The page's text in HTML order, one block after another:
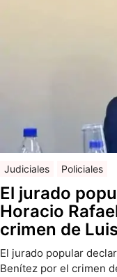
Judiciales Policiales
El jurado
Horacio
crimen de
El jurado popular
Benítez por el crimen